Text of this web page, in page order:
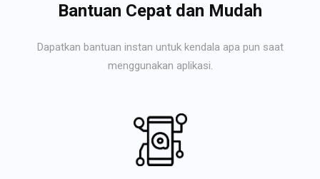
Bantuan Cepat dan Mudah
Dapatkan bantuan instan untuk kendala apa pun saat
menggunakan aplikasi.